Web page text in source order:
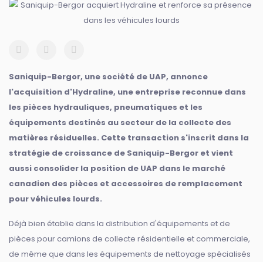
Saniquip-Bergor, une société de UAP, annonce
l'acquisition d'Hydraline, une entreprise reconnue dans
les pièces hydrauliques, pneumatiques et les
équipements destinés au secteur de la collecte des
matières résiduelles. Cette transaction s'inscrit dans la
stratégie de croissance de Saniquip-Bergor et vient
aussi consolider la position de UAP dans le marché
canadien des pièces et accessoires de remplacement
pour véhicules lourds.
Déjà bien établie dans la distribution d'équipements et de
pièces pour camions de collecte résidentielle et commerciale,
de même que dans les équipements de nettoyage spécialisés